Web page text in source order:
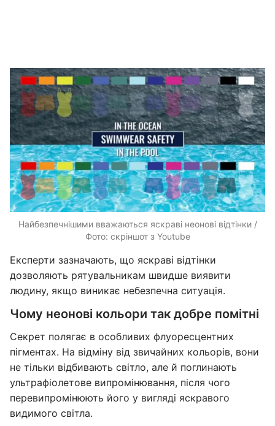
Найбезпечнішими вважаються яскраві неонові відтінки /
Фото: скріншот з Youtube
Експерти зазначають, що яскраві відтінки
дозволяють рятувальникам швидше виявити
людину, якщо виникає небезпечна ситуація.
Чому неонові кольори так добре помітні
Секрет полягає в особливих флуоресцентних
пігментах. На відміну від звичайних кольорів, вони
не тільки відбивають світло, але й поглинають
ультрафіолетове випромінювання, після чого
перевипромінюють його у вигляді яскравого
видимого світла.